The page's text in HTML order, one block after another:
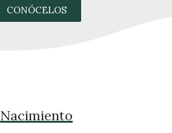
CONÓCELOS
Nacimiento